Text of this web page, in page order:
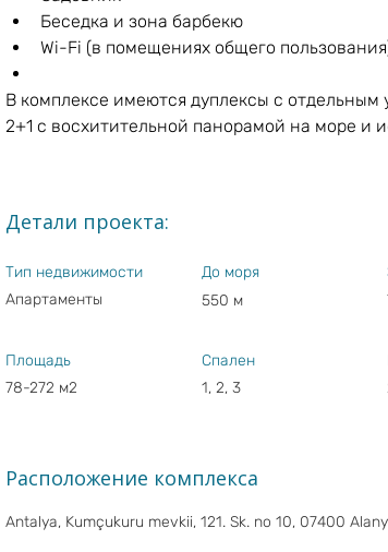
Беседка и зона барбекю
Wi-Fi (в помещениях общего
В комплексе имеются дуплексы с отдельным
2+1 с восхитительной панорамой на море и
Детали проекта:
Тип недвижимости
Апартаменты
До моря
550 м
Площадь
78-272 м2
Спален
1, 2, 3
Расположение комплекса
Antalya, Kumçukuru mevkii, 121. Sk. no 10, 07400